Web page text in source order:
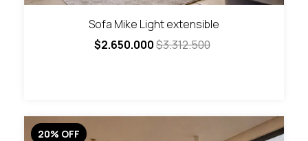
Sofa Mike Light extensible
$2.650.000$3.312.500
20% OFF